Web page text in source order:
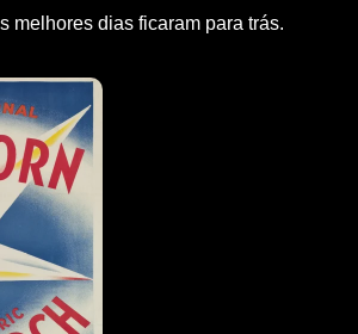
melhores dias ficaram para trás.